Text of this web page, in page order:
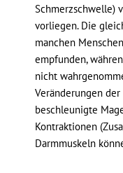
Schmerzschwelle)
vorliegen. Die
manchen
empfunden,
nicht
Veränderungen
beschleunigte
Kontraktionen
Darmmuskeln